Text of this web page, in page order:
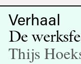
Verhaal
De
Thijs